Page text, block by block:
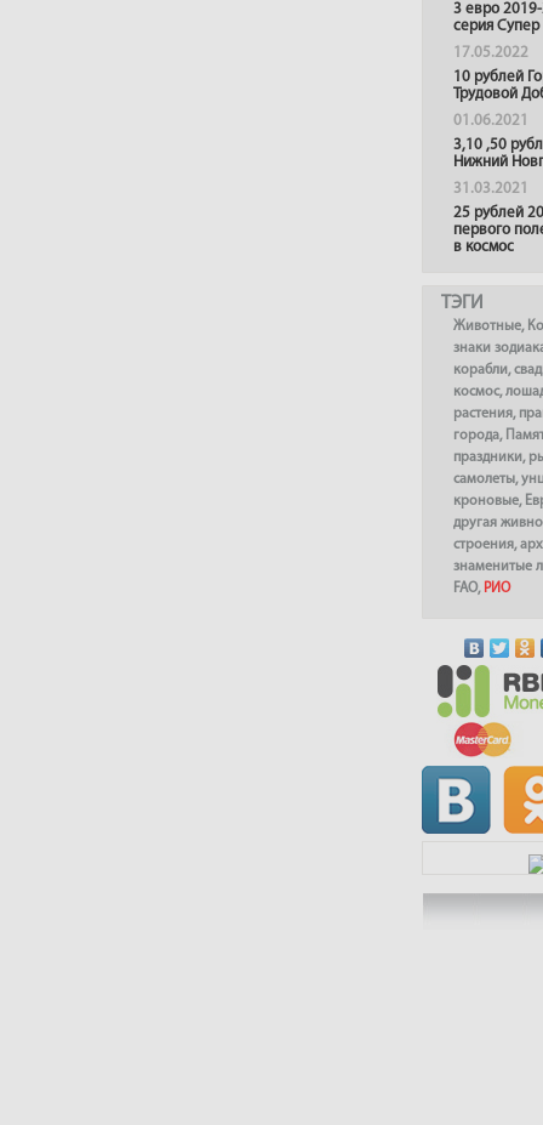
3 евро
серия
17.05.2022
10 рублей
Трудовой
01.06.2021
3,10 ,50
Нижний
31.03.2021
25 рублей
первого
в космос
ТЭГИ
Животные,
знаки
корабли,
космос,
растения,
города,
праздники,
самолеты,
кроновые,
другая
строения,
знаменитые
FAO, РИО